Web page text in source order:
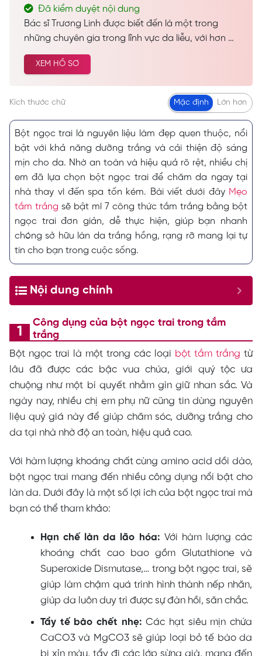
Đã kiểm duyệt nội dung
Bác sĩ Trương Linh được biết đến là một trong
những chuyên gia trong lĩnh vực da liễu, với hơn 28
năm kinh nghiệm dày dặn trong nghề. Trong suốt
hành trình sự nghiệp, bác sĩ đã thực hiện thành
khách hàng trên khắp cả nước, góp phần mang
lại sự tự tin và vẻ đẹp hoàn hảo cho nhiều người.
XEM HỒ SƠ
Kích thước chữ Mặc định Lớn hơn
Bột ngọc trai là nguyên liệu làm đẹp quen thuộc, nổi
bật với khả năng dưỡng trắng và cải thiện độ sáng
mịn cho da. Nhờ an toàn và hiệu quả rõ rệt, nhiều chị
em đã lựa chọn bột ngọc trai để chăm da ngay tại
nhà thay vì đến spa tốn kém. Bài viết dưới đây Mẹo
tắm trắng sẽ bật mí 7 công thức tắm trắng bằng bột
ngọc trai đơn giản, dễ thực hiện, giúp bạn nhanh
chóng sở hữu làn da trắng hồng, rạng rỡ mang lại tự
tin cho bạn trong cuộc sống.
Nội dung chính
Công dụng của bột ngọc trai trong tắm
trắng
Bột ngọc trai là một trong các loại bột tắm trắng từ
lâu đã được các bậc vua chúa, giới quý tộc ưa
chuộng như một bí quyết nhằm gìn giữ nhan sắc. Và
ngày nay, nhiều chị em phụ nữ cũng tin dùng nguyên
liệu quý giá này để giúp chăm sóc, dưỡng trắng cho
da tại nhà nhờ độ an toàn, hiệu quả cao.
Với hàm lượng khoáng chất cùng amino acid dồi dào,
bột ngọc trai mang đến nhiều công dụng nổi bật cho
làn da. Dưới đây là một số lợi ích của bột ngọc trai mà
bạn có thể tham khảo:
Hạn chế làn da lão hóa: Với hàm lượng các
khoáng chất cao bao gồm Glutathione và
Superoxide Dismutase,… trong bột ngọc trai, sẽ
giúp làm chậm quá trình hình thành nếp nhăn,
giúp da luôn duy trì được sự đàn hồi, săn chắc.
Tẩy tế bào chết nhẹ: Các hạt siêu mịn chứa
CaCO3 và MgCO3 sẽ giúp loại bỏ tế bào da
bị xỉn màu, tẩy đi các lớp sừng già, mang đến